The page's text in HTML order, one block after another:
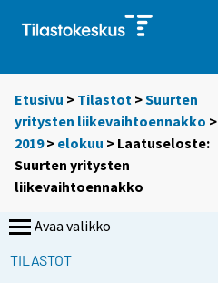
Etusivu > Tilastot >Suurten
yritysten liikevaihtoennakko >
2019> elokuu > Laatuseloste:
Suurten yritysten
liikevaihtoennakko
Avaa valikko
TILASTOT